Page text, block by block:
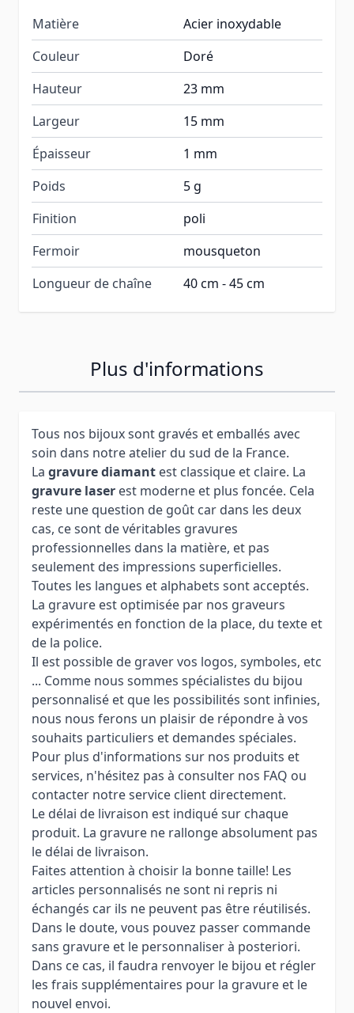
Matière
Acier inoxydable
Couleur
Doré
Hauteur
23 mm
Largeur
15 mm
Épaisseur
1 mm
Poids
5 g
Finition
poli
Fermoir
mousqueton
Longueur de chaîne
40 cm - 45 cm
Plus d'informations
Tous nos bijoux sont gravés et emballés avec
soin dans notre atelier du sud de la France.
La gravure diamant est classique et claire. La
gravure laser est moderne et plus foncée. Cela
reste une question de goût car dans les deux
cas, ce sont de véritables gravures
professionnelles dans la matière, et pas
seulement des impressions superficielles.
Toutes les langues et alphabets sont acceptés.
La gravure est optimisée par nos graveurs
expérimentés en fonction de la place, du texte et
de la police.
Il est possible de graver vos logos, symboles, etc
... Comme nous sommes spécialistes du bijou
personnalisé et que les possibilités sont infinies,
nous nous ferons un plaisir de répondre à vos
souhaits particuliers et demandes spéciales.
Pour plus d'informations sur nos produits et
services, n'hésitez pas à consulter nos FAQ ou
contacter notre service client directement.
Le délai de livraison est indiqué sur chaque
produit. La gravure ne rallonge absolument pas
le délai de livraison.
Faites attention à choisir la bonne taille! Les
articles personnalisés ne sont ni repris ni
échangés car ils ne peuvent pas être réutilisés.
Dans le doute, vous pouvez passer commande
sans gravure et le personnaliser à posteriori.
Dans ce cas, il faudra renvoyer le bijou et régler
les frais supplémentaires pour la gravure et le
nouvel envoi.